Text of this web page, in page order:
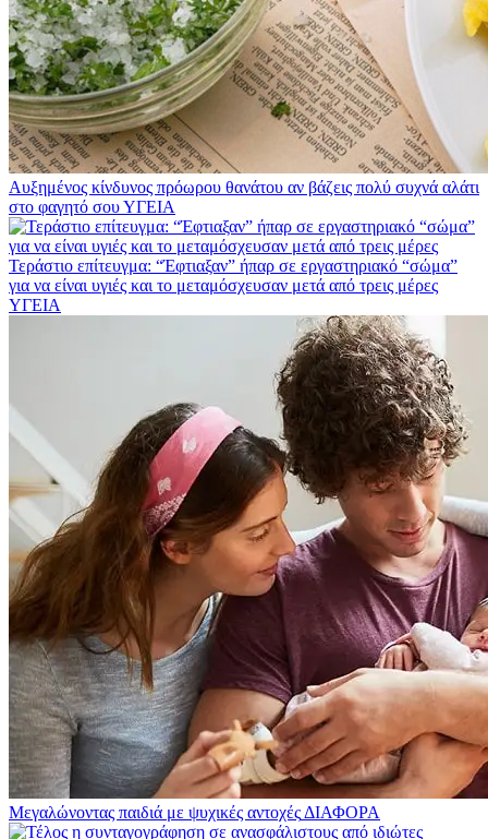
Αυξημένος κίνδυνος πρόωρου θανάτου αν βάζεις πολύ συχνά αλάτι
στο φαγητό σουΥΓΕΙΑ
Τεράστιο επίτευγμα: “Έφτιαξαν” ήπαρ σε εργαστηριακό “σώμα”
για να είναι υγιές και το μεταμόσχευσαν μετά από τρεις μέρες
ΥΓΕΙΑ
Μεγαλώνοντας παιδιά με ψυχικές αντοχέςΔΙΑΦΟΡΑ